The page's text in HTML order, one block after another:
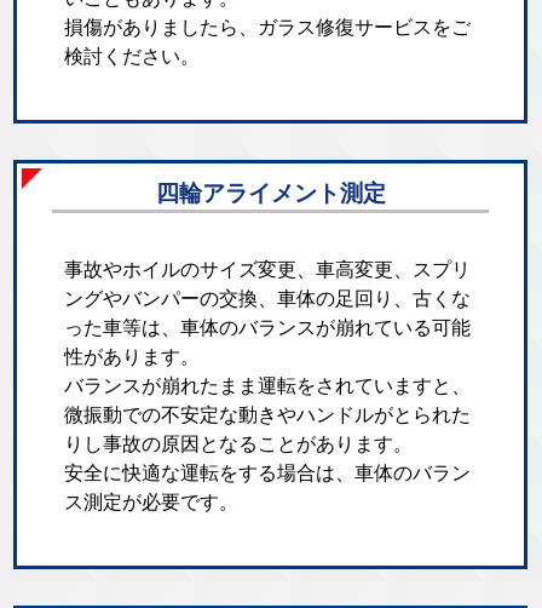
損傷がありましたら、ガラス修復サービスをご
検討ください。
四輪アライメント測定
事故やホイルのサイズ変更、車高変更、スプリ
ングやバンパーの交換、車体の足回り、古くな
った車等は、車体のバランスが崩れている可能
性があります。
バランスが崩れたまま運転をされていますと、
微振動での不安定な動きやハンドルがとられた
りし事故の原因となることがあります。
安全に快適な運転をする場合は、車体のバラン
ス測定が必要です。